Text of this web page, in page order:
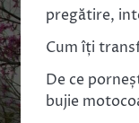
pregătire,
Cum îți
De ce
bujie